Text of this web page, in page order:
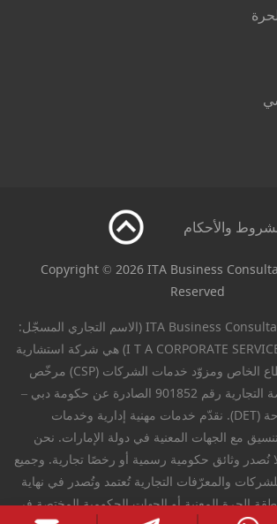
والأحكام
Copyright © 2026 ITA Business
Reserved
إخلاء المسؤولية: ITA Business Consultants (الاسم التجاري المسجّل:
I T A CORPORATE SERVICES PROVIDER L.L.C) هي شركة استشارية
مستقلة مملوكة للقطاع الخاص ومزوّد خدمات الشركات (CSP) مرخّص
رسميًا بموجب الرخصة التجارية رقم 901852 الصادرة عن حكومة دبي –
دائرة الاقتصاد والسياحة (DET). نقدّم خدمات مهنية إدارية وخدمات
مع الجهات المعنية في دولة الإمارات. نحن
نُصدر وثائق حكومية رسمية أو رخصًا تجارية. وجميع
والمعرّفات التجارية تُعتمد وتُصدر في نهاية
الحرة المعنية أو الجهات الحكومية المختصة في